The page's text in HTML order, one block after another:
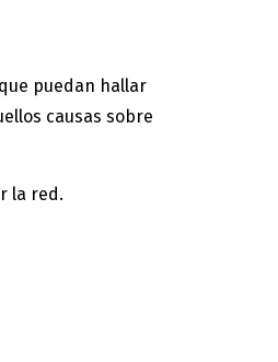
puedan hallar
causas sobre
la red.